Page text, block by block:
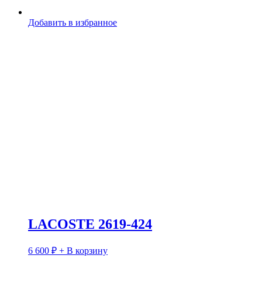
Добавить в избранное
LACOSTE 2619-424
6 600 ₽ + В корзину